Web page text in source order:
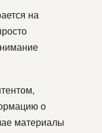
на
о
материалы